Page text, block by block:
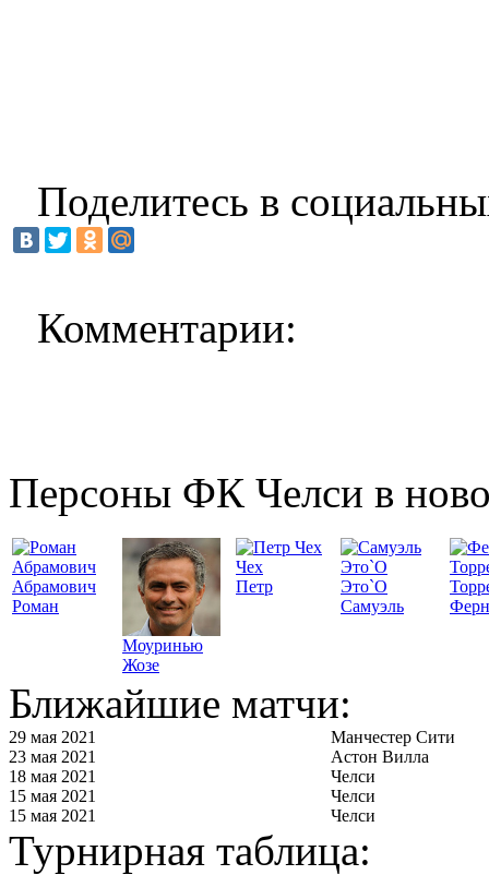
Поделитесь в
Комментарии:
Персоны ФК Челси в
Абрамович
Роман
Моуринью
Жозе
Чех
Петр
Это`О
Самуэль
Ближайшие матчи:
29 мая 2021
Манчестер Сити
23 мая 2021
Астон Вилла
18 мая 2021
Челси
15 мая 2021
Челси
15 мая 2021
Челси
Турнирная таблица: